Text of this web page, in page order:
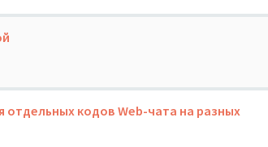
кодов Web-чата на разных